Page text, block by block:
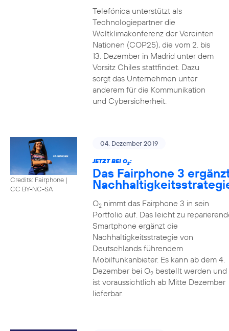
Telefónica unterstützt als
Technologiepartner die
Weltklimakonferenz der Vereinten
Nationen (COP25), die vom 2. bis
13. Dezember in Madrid unter dem
Vorsitz Chiles stattfindet. Dazu
sorgt das Unternehmen unter
anderem für die Kommunikation
und Cybersicherheit.
Credits: Fairphone |
CC BY-NC-SA
04. Dezember 2019
JETZT BEI O2:
Das Fairphone 3
O2nimmt das Fairphone 3 in sein
Portfolio auf. Das leicht zu
Smartphone ergänzt die
Nachhaltigkeitsstrategie von
Deutschlands führendem
Mobilfunkanbieter. Es kann ab dem 4.
Dezember bei O2bestellt werden und
ist voraussichtlich ab Mitte Dezember
lieferbar.